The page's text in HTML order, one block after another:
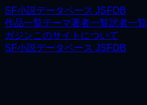
SF小説データベース JSFDB
作品一覧テーマ著者一覧訳者一覧
ガジンこのサイトについて
SF小説データベース JSFDB